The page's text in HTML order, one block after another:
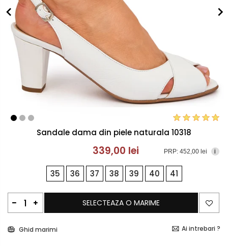
Sandale dama din piele naturala 10318
339,00 lei PRP: 452,00 lei i
35 36 37 38 39 40 41
SELECTEAZA O MARIME
Ghid marimi Ai intrebari ?